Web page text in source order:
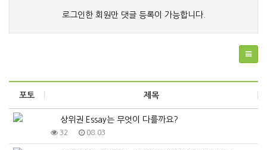
로그인한 회원만 댓글 등록이 가능합니다.
포토 제목
상위권 Essay는 무엇이 다를까요?
32 08.03